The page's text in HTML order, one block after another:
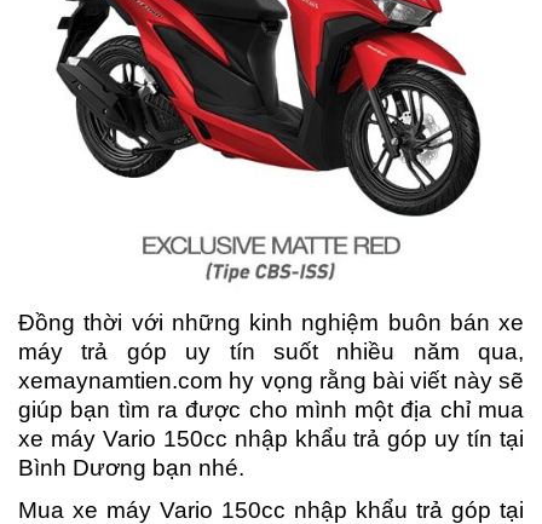
Đồng thời với những kinh nghiệm buôn bán xe
máy trả góp uy tín suốt nhiều năm qua,
xemaynamtien.com hy vọng rằng bài viết này sẽ
giúp bạn tìm ra được cho mình một địa chỉ mua
xe máy Vario 150cc nhập khẩu trả góp uy tín tại
Bình Dương bạn nhé.
Mua xe máy Vario 150cc nhập khẩu trả góp tại